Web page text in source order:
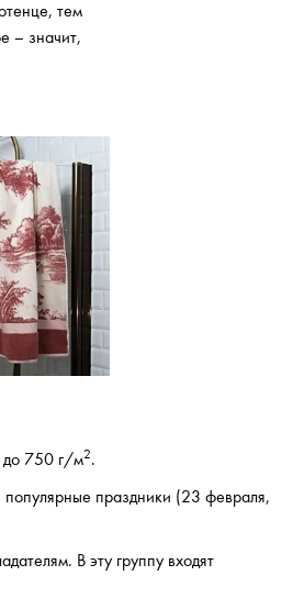
тем
– значит,
до 750 г/м2.
праздники (23 февраля,
В эту группу входят